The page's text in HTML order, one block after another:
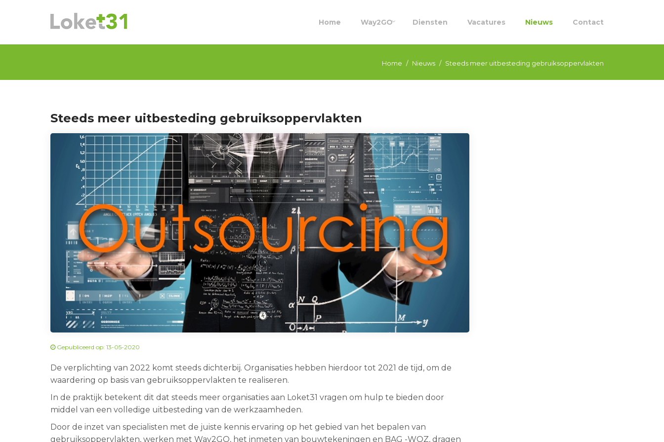
Home Way2GO Diensten Vacatures Nieuws Contact
Home Nieuws Steeds meer uitbesteding gebruiksoppervlakten
Steeds meer uitbesteding gebruiksoppervlakten
Gepubliceerd op: 13-05-2020
De verplichting van 2022 komt steeds dichterbij. Organisaties hebben hierdoor tot 2021 de tijd, om de
waardering op basis van gebruiksoppervlakten te realiseren.
In de praktijk betekent dit dat steeds meer organisaties aan Loket31 vragen om hulp te bieden door
middel van een volledige uitbesteding van de werkzaamheden.
Door de inzet van specialisten met de juiste kennis ervaring op het gebied van het bepalen van
gebruiksoppervlakten, werken met Way2GO, het inmeten van bouwtekeningen en BAG -WOZ, dragen